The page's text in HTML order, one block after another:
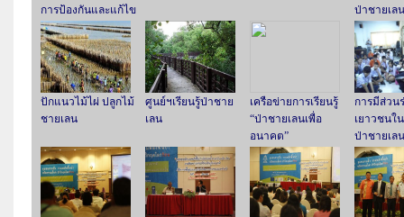
การป้องกันและแก้ไข
ปัญหาการกัดเซาะ
ชายฝั่ง
ป่าชายเลน
ปักแนวไม้ไผ่ ปลูกไม้
ชายเลน
ศูนย์ฯเรียนรู้ป่าชาย
เลน
เครือข่ายการเรียนรู้
“ป่าชายเลนเพื่อ
อนาคต”
การมีส่วน
เยาวชนใ
ป่าชายเลน